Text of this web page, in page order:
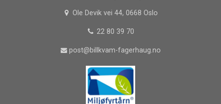
Ole Devik vei 44, 0668 Oslo
22 80 39 70
post@billkvam-fagerhaug.no